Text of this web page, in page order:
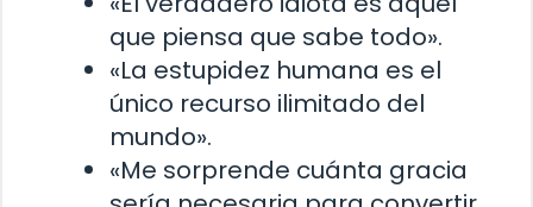
que piensa que sabe todo».
«La estupidez humana es el
único recurso ilimitado del
mundo».
«Me sorprende cuánta gracia